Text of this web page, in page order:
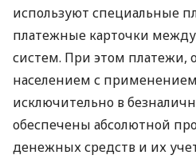
используют специальные
платежные карточки
систем. При этом платежи,
населением с
исключительно в
обеспечены абсолютной
денежных средств и их